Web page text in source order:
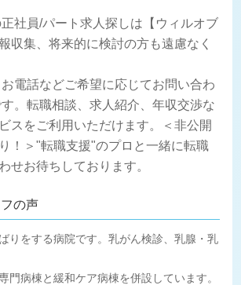
社員/パート求人探しは【ウィルオブ
収集、将来的に検討の方も遠慮なく
電話などご希望に応じてお問い合わ
。転職相談、求人紹介、年収交渉な
スをご利用いただけます。＜非公開
！＞"転職支援"のプロと一緒に転職
せお待ちしております。
の声
りをする病院です。乳がん検診、乳腺・乳
門病棟と緩和ケア病棟を併設しています。